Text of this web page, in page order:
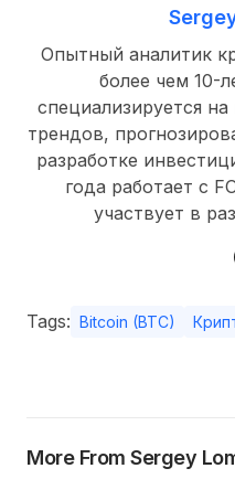
Опытный аналитик
более чем 10-
специализируется
трендов,
разработке
года работает с
участвует в
Tags: Bitcoin (BTC)
More From Sergey